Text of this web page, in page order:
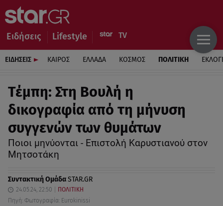
Ειδήσεις Lifestyle
ΕΙΔΗΣΕΙΣ ΚΑΙΡΟΣ ΕΛΛΑΔΑ ΚΟΣΜΟΣ ΠΟΛΙΤΙΚΗ
Τέμπη: Στη Βουλή η
δικογραφία από τη μήνυση
συγγενών των θυμάτων
Ποιοι μηνύονται - Επιστολή Καρυστιανού στον
Μητσοτάκη
Συντακτική ΟμάδαSTAR.GR
24.05.24, 22:50
ΠΟΛΙΤΙΚΗ
Πηγή: Φωτογραφία: Eurokinissi